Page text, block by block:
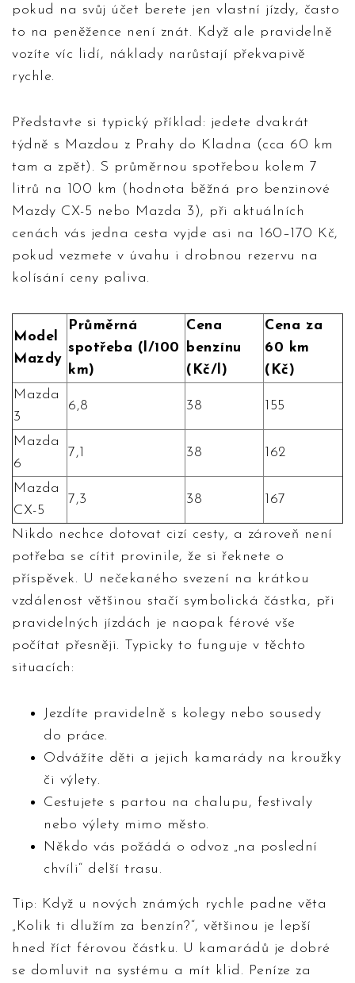
pokud na svůj účet berete jen vlastní jízdy, často
to na peněžence není znát. Když ale pravidelně
vozíte víc lidí, náklady narůstají překvapivě
rychle.
Představte si typický příklad: jedete dvakrát
týdně s Mazdou z Prahy do Kladna (cca 60 km
tam a zpět). S průměrnou spotřebou kolem 7
litrů na 100 km (hodnota běžná pro benzinové
Mazdy CX-5 nebo Mazda 3), při aktuálních
cenách vás jedna cesta vyjde asi na 160–170 Kč,
pokud vezmete v úvahu i drobnou rezervu na
kolísání ceny paliva.
Model
Mazdy
Průměrná
spotřeba (l/100
km)
Cena
benzínu
(Kč/l)
Cena za
60 km
(Kč)
Mazda
3
6,8 38 155
Mazda
6
7,1 38 162
Mazda
CX-5
7,3 38 167
Nikdo nechce dotovat cizí cesty, a zároveň není
potřeba se cítit provinile, že si řeknete o
příspěvek. U nečekaného svezení na krátkou
vzdálenost většinou stačí symbolická částka, při
pravidelných jízdách je naopak férové vše
počítat přesněji. Typicky to funguje v těchto
situacích:
Jezdíte pravidelně s kolegy nebo sousedy
do práce.
Odvážíte děti a jejich kamarády na kroužky
či výlety.
Cestujete s partou na chalupu, festivaly
nebo výlety mimo město.
Někdo vás požádá o odvoz „na poslední
chvíli“ delší trasu.
Tip: Když u nových známých rychle padne věta
„Kolik ti dlužím za benzín?“, většinou je lepší
hned říct férovou částku. U kamarádů je dobré
se domluvit na systému a mít klid. Peníze za